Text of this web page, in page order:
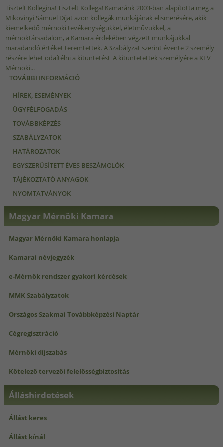
Tisztelt Kollegina! Tisztelt Kollega! Kamaránk 2003-ban alapította meg a
Mikovinyi Sámuel Díjat azon kollegák munkájának elismerésére, akik
kiemelkedő mérnöki tevékenységükkel, életművükkel, a
mérnöktársadalom, a Kamara érdekében végzett munkájukkal
maradandó értéket teremtettek. A Szabályzat szerint évente 2 személy
részére lehet odaítélni a kitüntetést. A kitüntetettek személyére a KEV
Mérnöki...
TOVÁBBI INFORMÁCIÓ
HÍREK, ESEMÉNYEK
ÜGYFÉLFOGADÁS
TOVÁBBKÉPZÉS
SZABÁLYZATOK
HATÁROZATOK
EGYSZERŰSÍTETT ÉVES BESZÁMOLÓK
TÁJÉKOZTATÓ ANYAGOK
NYOMTATVÁNYOK
Magyar Mérnöki Kamara
Magyar Mérnöki Kamara honlapja
Kamarai névjegyzék
e-Mérnök rendszer gyakori kérdések
MMK Szabályzatok
Országos Szakmai Továbbképzési Naptár
Cégregisztráció
Mérnöki díjszabás
Kötelező tervezői felelősségbiztosítás
Álláshirdetések
Állást keres
Állást kínál